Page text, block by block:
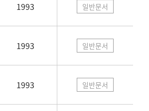
1993 일반문서
1993 일반문서
1993 일반문서